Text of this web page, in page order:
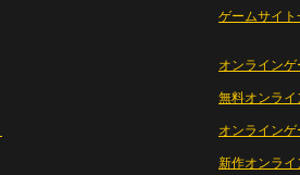
ゲームサイト
オンラインゲ
無料オンライ
オンライン
新作オンライ